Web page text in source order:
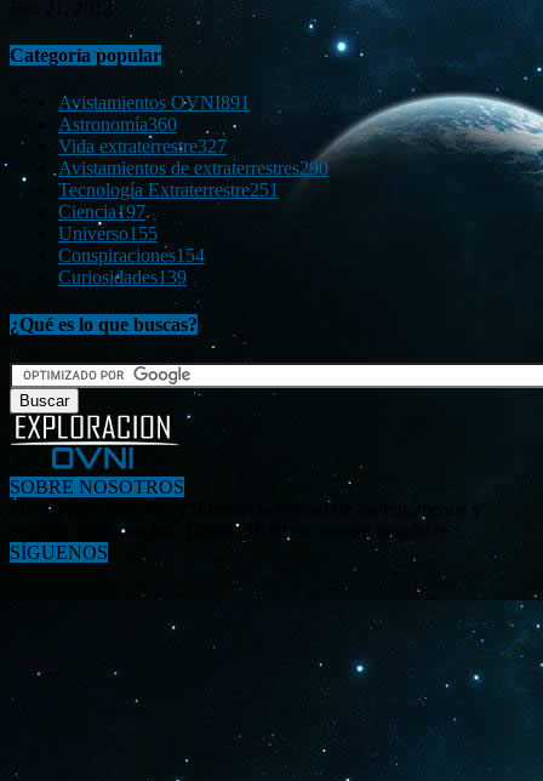
Ene 21, 2012
Categoría popular
Avistamientos OVNI891
Astronomía360
Vida extraterrestre327
Avistamientos de extraterrestres290
Tecnología Extraterrestre251
Ciencia197
Universo155
Conspiraciones154
Curiosidades139
¿Qué es lo que buscas?
SOBRE NOSOTROS
«Investigar, descubrir y difundir la verdad de los fenómenos y
enigmas relacionados al tema OVNI en nuestro mundo.»
SÍGUENOS